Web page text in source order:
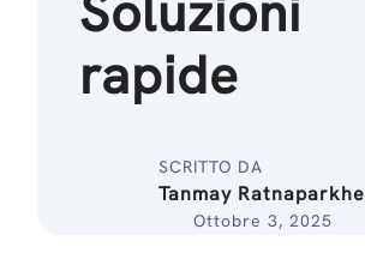
rapide
SCRITTO DA
Tanmay Ratnaparkhe
Ottobre 3, 2025